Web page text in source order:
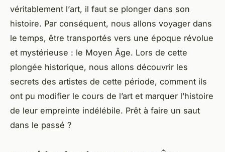
véritablement l’art, il faut se plonger dans son
histoire. Par conséquent, nous allons voyager dans
le temps, être transportés vers une époque révolue
et mystérieuse : le Moyen Âge. Lors de cette
plongée historique, nous allons découvrir les
secrets des artistes de cette période, comment ils
ont pu modifier le cours de l’art et marquer l’histoire
de leur empreinte indélébile. Prêt à faire un saut
dans le passé ?